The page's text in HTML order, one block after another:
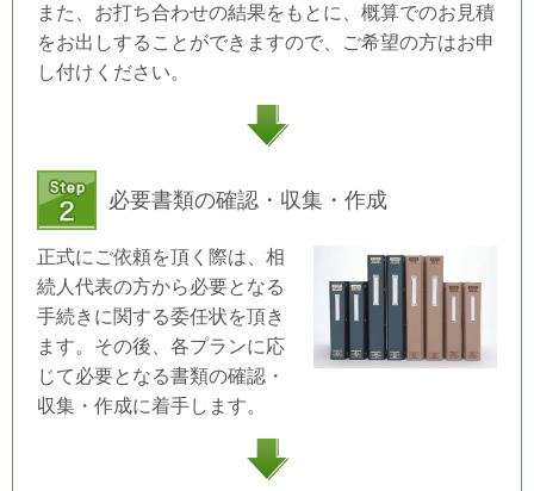
また、お打ち合わせの結果をもとに、概算でのお見積
をお出しすることができますので、ご希望の方はお申
し付けください。
必要書類の確認・収集・作成
正式にご依頼を頂く際は、相
続人代表の方から必要となる
手続きに関する委任状を頂き
ます。その後、各プランに応
じて必要となる書類の確認・
収集・作成に着手します。